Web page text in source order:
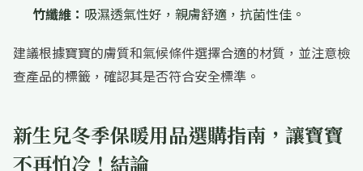
竹纖維： 吸濕透氣性好，親膚舒適，抗菌性佳。
建議根據寶寶的膚質和氣候條件選擇合適的材質，並注意檢
查產品的標籤，確認其是否符合安全標準。
新生兒冬季保暖用品選購指南，讓寶寶
不再怕冷！結論